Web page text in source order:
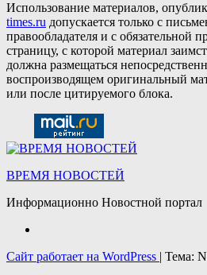
Использование материалов,
times.ru допускается только с
правообладателя и с обязательной
страницу, с которой материал
должна размещаться
воспроизводящем оригинальный
или после цитируемого блока.
ВРЕМЯ НОВОСТЕЙ
Информационно Новостной портал
Сайт работает на WordPress Тема: